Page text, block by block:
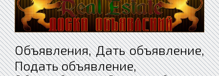
Объявления, Дать объявление,
Подать объявление,